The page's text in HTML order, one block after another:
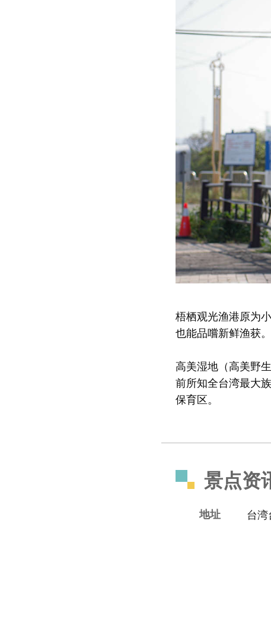
梧栖观光渔港原为
也能品嚐新鲜渔获。
高美湿地（高美野
前所知全台湾最大
保育区。
景点资
地址 台